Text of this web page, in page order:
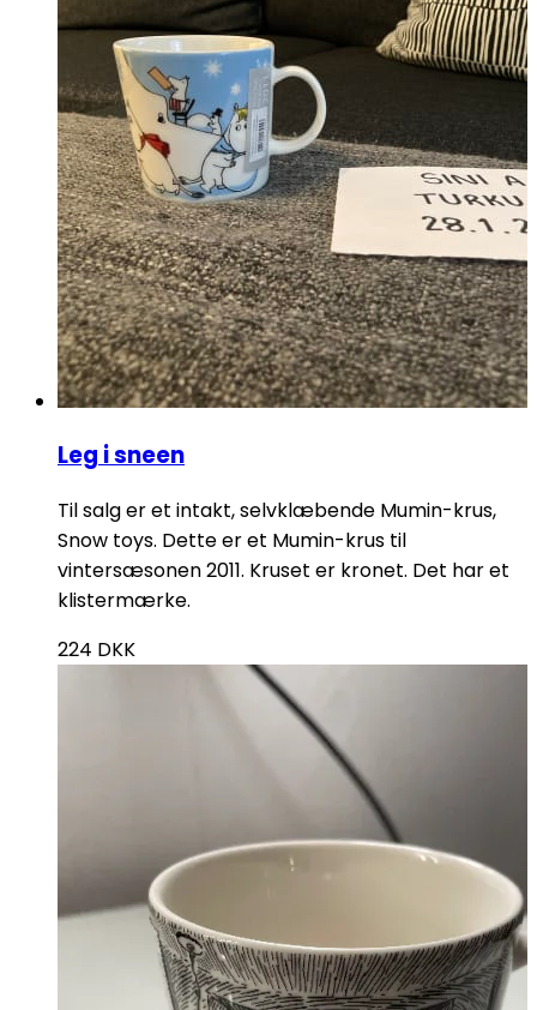
Leg i sneen
Til salg er et intakt, selvklæbende Mumin-krus,
Snow toys. Dette er et Mumin-krus til
vintersæsonen 2011. Kruset er kronet. Det har et
klistermærke.
224 DKK